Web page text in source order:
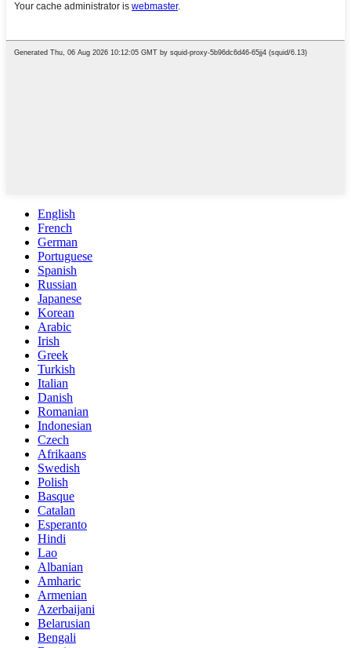
English
French
German
Portuguese
Spanish
Russian
Japanese
Korean
Arabic
Irish
Greek
Turkish
Italian
Danish
Romanian
Indonesian
Czech
Afrikaans
Swedish
Polish
Basque
Catalan
Esperanto
Hindi
Lao
Albanian
Amharic
Armenian
Azerbaijani
Belarusian
Bengali